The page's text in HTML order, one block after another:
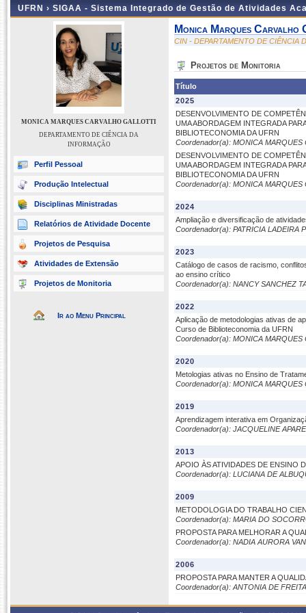
UFRN › SIGAA - Sistema Integrado de Gestão de Atividades
MONICA MARQUES CARVALHO GALLOTTI
DEPARTAMENTO DE CIÊNCIA DA
INFORMAÇÃO
Perfil Pessoal
Produção Intelectual
Disciplinas Ministradas
Relatórios de Atividade Docente
Projetos de Pesquisa
Atividades de Extensão
Projetos de Monitoria
Ir ao Menu Principal
Monica Marques
CIN - DEPARTAMENTO DE CIÊNCIA
Projetos de Monitoria
Título
2025
DESENVOLVIMENTO DE
UMA ABORDAGEM INTEGRADA
BIBLIOTECONOMIA DA UFRN
Coordenador(a): MONICA MARQUES
DESENVOLVIMENTO DE
UMA ABORDAGEM INTEGRADA
BIBLIOTECONOMIA DA UFRN
Coordenador(a): MONICA MARQUES
2024
Ampliação e diversificação de
Coordenador(a): PATRICIA LADEIRA
2023
Catálogo de casos de racismo,
ao ensino crítico
Coordenador(a): NANCY SANCHEZ
2022
Aplicação de metodologias ativas de
Curso de Biblioteconomia da UFRN
Coordenador(a): MONICA MARQUES
2020
Metologias ativas no Ensino de
Coordenador(a): MONICA MARQUES
2019
Aprendizagem interativa em
Coordenador(a): JACQUELINE
2013
APOIO ÀS ATIVIDADES DE ENSINO
Coordenador(a): LUCIANA DE
2009
METODOLOGIA DO TRABALHO
Coordenador(a): MARIA DO
PROPOSTA PARA MELHORAR A
Coordenador(a): NADIA AURORA
2006
PROPOSTA PARA MANTER A
Coordenador(a): ANTONIA DE